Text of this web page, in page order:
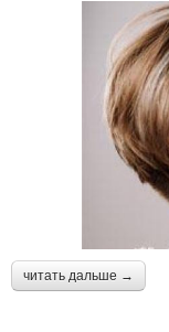
читать дальше →